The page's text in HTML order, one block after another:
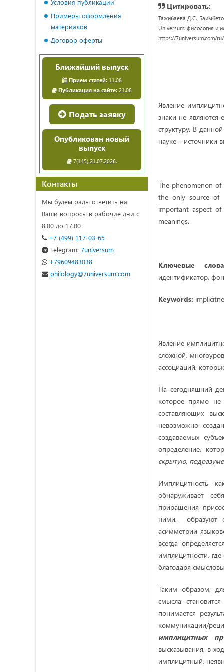
Цитировать:
Тажибаева Д.С.,
Universum: филология и
https://7universum.com/
Явление
знаки не являются
структуру. В
науке – источники
The phenomenon
the only source of
important aspect
meanings.
Ключевые
идентификатор,
Keywords:
Явление
сложной,
ассоциаций,
На сегодняшний
которое прямо не
составляющих
невозможно
создаваемых
определение,
скрытую,
Имплицитность
обнаруживает
приращения
ними, образуют
асимметрии
всегда
имплицитности,
благодаря
Таким образом,
смысла
понимается
коммуникации/
имплицитных
высказывания, в
имплицитный,
Условия публикации
Примеры оформления
материалов
Договор оферты
Ближайший выпуск
Прием статей:11.08
Публикация на сайте: 21.08
Подать заявку
Опубликован новый
выпуск
7(145) 21.07.2026.
Контакты
Мы будем рады ответить на
Ваши вопросы в рабочие дни с
8.00 до 17.00
+7 (499) 117-03-65
Telegram: 7universum
+79609483038
philology@7universum.com